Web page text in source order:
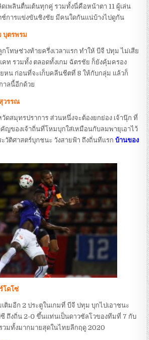
เพลินตื่นเต้นทุกคู่ รวมทั้งนี่คือหน้าตา 11 ผู้เล่น
ช์การแข่งขันชิงชัย มีคนใดกันแน่บ้างไปดูกัน
บุตรพรม
โทษช่วงท้ายครึ่งเวลาแรก ทำให้ บีจี ปทุม ไม่เสีย
คท รวมทั้ง ตลอดทั้งเกม ฉัตรชัย ก็ยังคุ้มครอง
หน ก่อนที่จะเก็บคลีนชีตที่ 8 ให้กับกลุ่ม แล้วก็
าลนี้อีกด้วย
วรรณ
ดสมุทรปราการ ส่วนหนึ่งจะต้องยกย่อง เจ้านุ๊ก ที่
ญของเจ้าถิ่นที่โหมบุกใส่เหมือนกับลมพายุเอาไว้
ะวัติศาสตร์บุกชนะ วังสายฟ้า ถึงถิ่นทีแรกบ้านของ
โดโซ่
ติมอีก 2 ประตูในเกมที่ บีจี ปทุม บุกไปเอาชนะ
ถึงถิ่น 2-0 ขึ้นแท่นเป็นดาวซัลโวของทีมที่ 7 กับ
วมทั้งมากมายสุดในไทยลีกฤดู 2020